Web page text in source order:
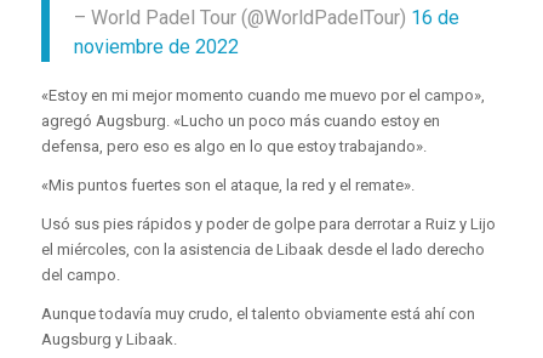
– World Padel Tour (@WorldPadelTour) 16 de
noviembre de 2022
«Estoy en mi mejor momento cuando me muevo por el campo»,
agregó Augsburg. «Lucho un poco más cuando estoy en
defensa, pero eso es algo en lo que estoy trabajando».
«Mis puntos fuertes son el ataque, la red y el remate».
Usó sus pies rápidos y poder de golpe para derrotar a Ruiz y Lijo
el miércoles, con la asistencia de Libaak desde el lado derecho
del campo.
Aunque todavía muy crudo, el talento obviamente está ahí con
Augsburg y Libaak.